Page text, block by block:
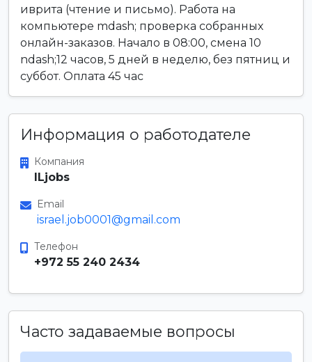
иврита (чтение и письмо). Работа на
компьютере mdash; проверка собранных
онлайн-заказов. Начало в 08:00, смена 10
ndash;12 часов, 5 дней в неделю, без пятниц и
суббот. Оплата 45 час
Информация о работодателе
Компания
ILjobs
Email
israel.job0001@gmail.com
Телефон
+972 55 240 2434
Часто задаваемые вопросы